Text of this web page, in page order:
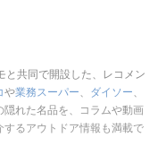
共同で開設した、レコメン
や業務スーパー、 ダイソー、
隠れた名品を、コラムや動画
るアウトドア情報も満載で